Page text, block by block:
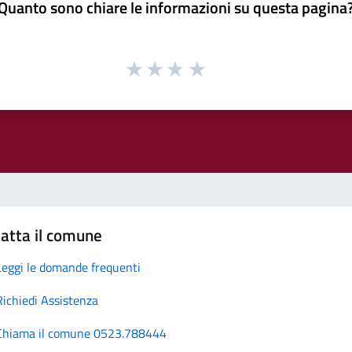
sono chiare le informazioni su questa
il comune
le domande frequenti
Assistenza
il comune 0523.788444